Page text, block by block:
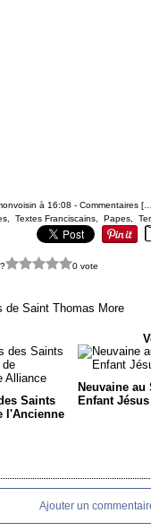
à 16:08 - Commentaires [
Textes Franciscains Papes
0 vote
de Saint Thomas More
Saints
l'Ancienne
Neuvaine au
Enfant Jésus
Ajouter un